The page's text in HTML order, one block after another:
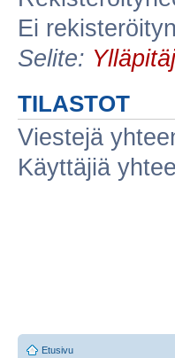
Ei
Selite:
TILASTOT
Viestejä
Käyttäjiä
Etusivu